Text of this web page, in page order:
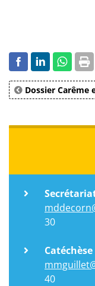
Dossier Carême
30
Catéchèse
40